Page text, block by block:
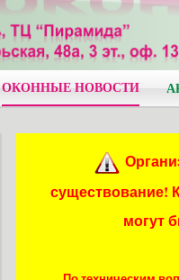
ОКОННЫЕ НОВОСТИ
существование!
могут